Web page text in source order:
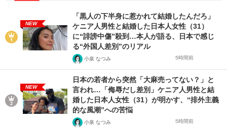
NEW
「黒人の下半身に惹かれて結婚したんだろ」
ケニア人男性と結婚した日本人女性（31）
に“誹謗中傷”殺到…本人が語る、日本で感じ
る“外国人差別”のリアル
小泉 なつみ 5時間前
NEW
日本の若者から突然「大麻売ってない？」と
言われ…「侮辱だし差別」ケニア人男性と結
婚した日本人女性（31）が明かす、“排外主義
的な風潮”への苦悩
小泉 なつみ 5時間前